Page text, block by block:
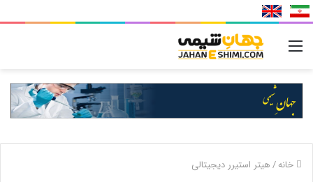
خانه/هیتر استیرر دیجیتالی